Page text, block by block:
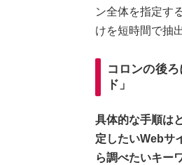
ン全体を指定す
けを短時間で抽
コロンの後
ド」
具体的な手順は
定したいWebサ
ら調べたいキー